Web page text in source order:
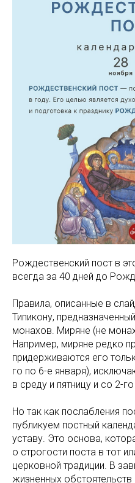
Рождественский пост в
всегда за 40 дней до
Правила, описанные в
Типикону,
монахов. Миряне (не
Например, миряне редко
придерживаются его
го по 6-е января),
в среду и пятницу и со 2-
Но так как послабления
публикуем постный
уставу. Это основа,
о строгости поста в тот
церковной традиции. В
жизненных